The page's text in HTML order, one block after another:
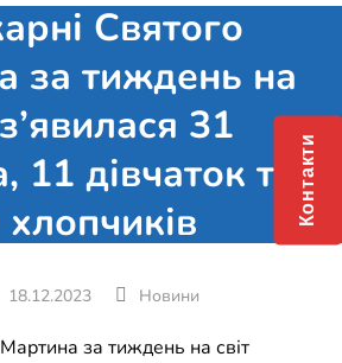
Святого
за тиждень на
31
11 дівчаток та
18.12.2023 Новини
за тиждень на світ
Контакти